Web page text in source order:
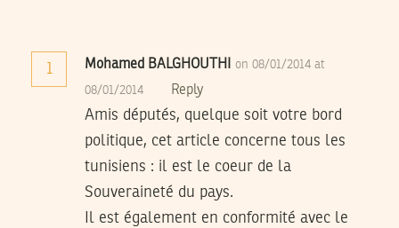
1 Mohamed BALGHOUTHI on 08/01/2014 at
08/01/2014 Reply
Amis députés, quelque soit votre bord
politique, cet article concerne tous les
tunisiens : il est le coeur de la
Souveraineté du pays.
Il est également en conformité avec le